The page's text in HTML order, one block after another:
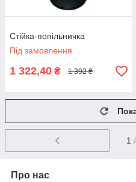
Стійка-попільничка
Під замовлення
1 322,40 ₴ 1 392 ₴
1
Про нас